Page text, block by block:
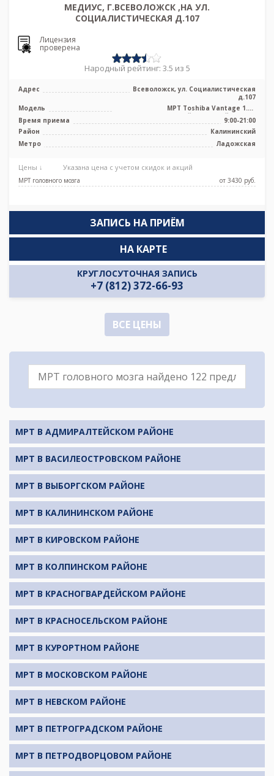
МЕДИУС, Г.ВСЕВОЛОЖСК ,НА УЛ.
СОЦИАЛИСТИЧЕСКАЯ Д.107
Лицензия
проверена
Народный рейтинг: 3.5 из 5
Адрес
Всеволожск, ул. Социалистическая
д.107
Модель
МРТ Toshiba Vantage 1.5T
высокопольный закрытый тип, КТ
Toshiba Alexio ...
Время приема
9:00-21:00
Район
Калининский
Метро
Ладожская
Цены ↓ Указана цена с учетом скидок и акций
МРТ головного мозга от 3430 pуб.
ЗАПИСЬ НА ПРИЁМ
КРУГЛОСУТОЧНАЯ ЗАПИСЬ
+7 (812) 372-66-93
НА КАРТЕ
ВСЕ ЦЕНЫ
МРТ В АДМИРАЛТЕЙСКОМ РАЙОНЕ
МРТ В ВАСИЛЕОСТРОВСКОМ РАЙОНЕ
МРТ В ВЫБОРГСКОМ РАЙОНЕ
МРТ В КАЛИНИНСКОМ РАЙОНЕ
МРТ В КИРОВСКОМ РАЙОНЕ
МРТ В КОЛПИНСКОМ РАЙОНЕ
МРТ В КРАСНОГВАРДЕЙСКОМ РАЙОНЕ
МРТ В КРАСНОСЕЛЬСКОМ РАЙОНЕ
МРТ В КУРОРТНОМ РАЙОНЕ
МРТ В МОСКОВСКОМ РАЙОНЕ
МРТ В НЕВСКОМ РАЙОНЕ
МРТ В ПЕТРОГРАДСКОМ РАЙОНЕ
МРТ В ПЕТРОДВОРЦОВОМ РАЙОНЕ